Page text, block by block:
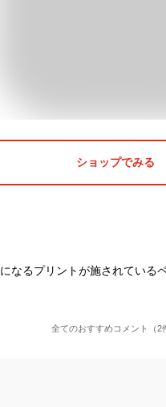
ショップでみる
なるプリントが施されている
全てのおすすめコメント（2